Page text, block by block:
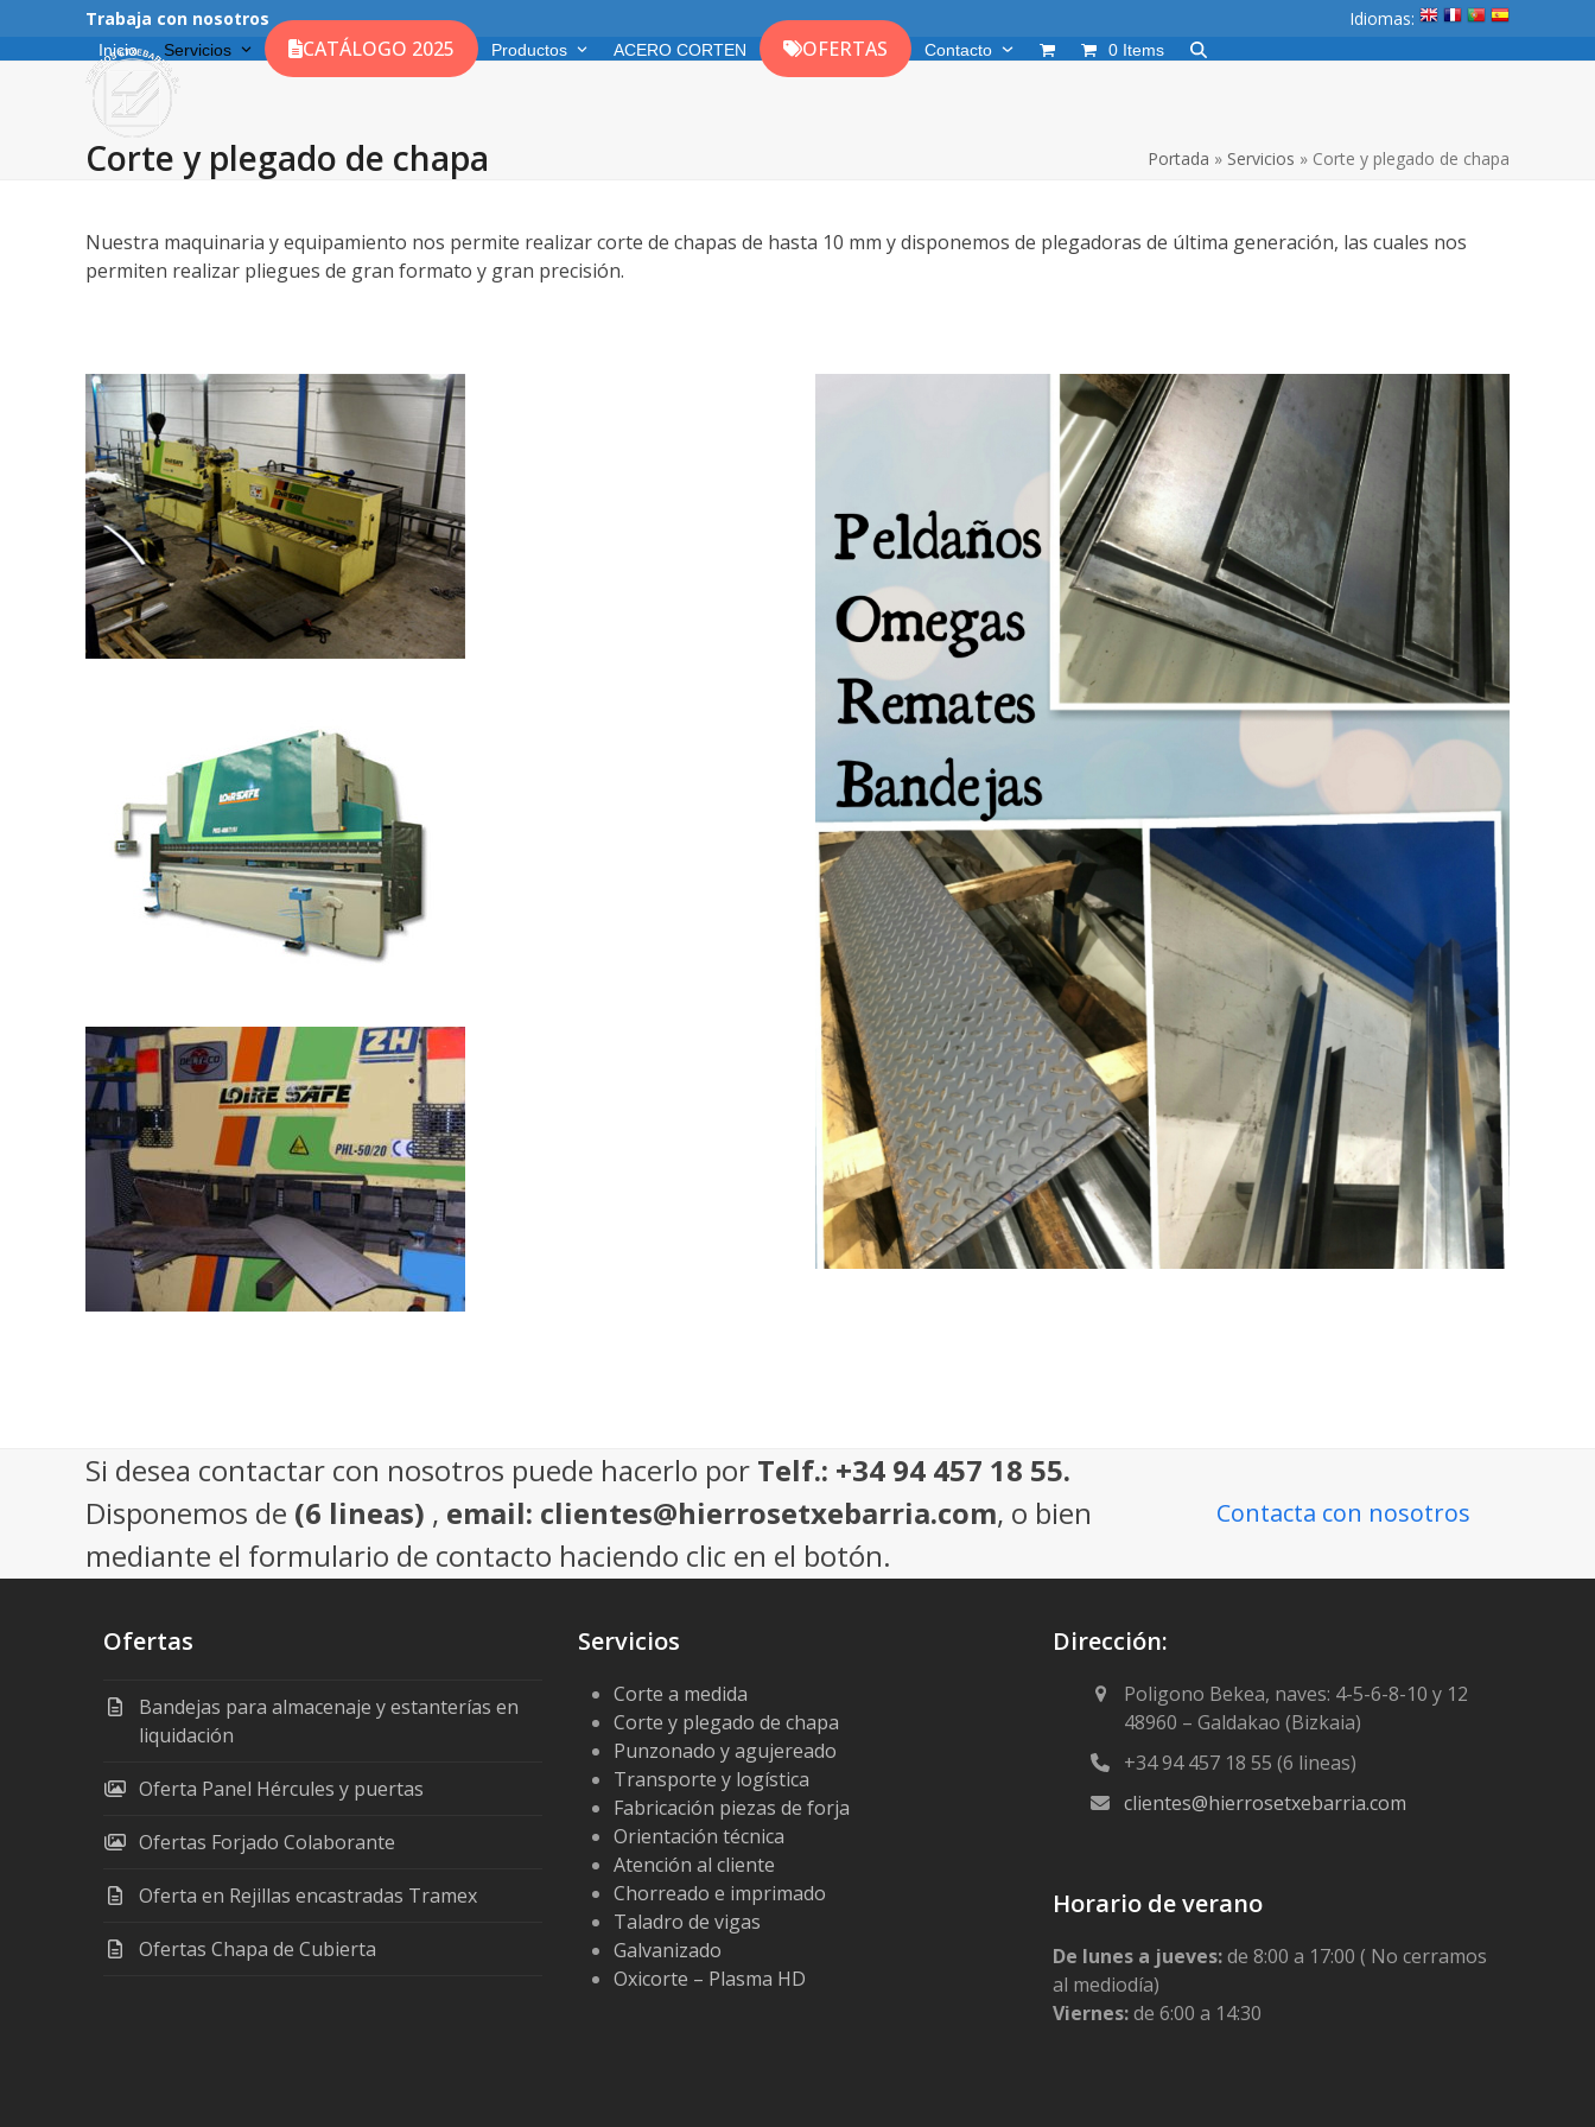
Trabaja con nosotros Idiomas:
Inicio Servicios CATÁLOGO 2025 Productos ACERO CORTEN OFERTAS Contacto 0 Items
Corte y plegado de chapa Portada » Servicios » Corte y plegado de chapa
Nuestra maquinaria y equipamiento nos permite realizar corte de chapas de hasta 10 mm y disponemos de plegadoras de última generación, las cuales nos
permiten realizar pliegues de gran formato y gran precisión.
Si desea contactar con nosotros puede hacerlo por Telf.: +34 94 457 18 55.
Disponemos de (6 lineas) , email: clientes@hierrosetxebarria.com, o bien
mediante el formulario de contacto haciendo clic en el botón.
Contacta con nosotros
Ofertas
Bandejas para almacenaje y estanterías en
liquidación
Oferta Panel Hércules y puertas
Ofertas Forjado Colaborante
Oferta en Rejillas encastradas Tramex
Ofertas Chapa de Cubierta
Servicios
Corte a medida
Corte y plegado de chapa
Punzonado y agujereado
Transporte y logística
Fabricación piezas de forja
Orientación técnica
Atención al cliente
Chorreado e imprimado
Taladro de vigas
Galvanizado
Oxicorte – Plasma HD
Dirección:
Poligono Bekea, naves: 4-5-6-8-10 y 12
48960 – Galdakao (Bizkaia)
+34 94 457 18 55 (6 lineas)
clientes@hierrosetxebarria.com
Horario de verano
De lunes a jueves:de 8:00 a 17:00 ( No cerramos
al mediodía)
Viernes:de 6:00 a 14:30